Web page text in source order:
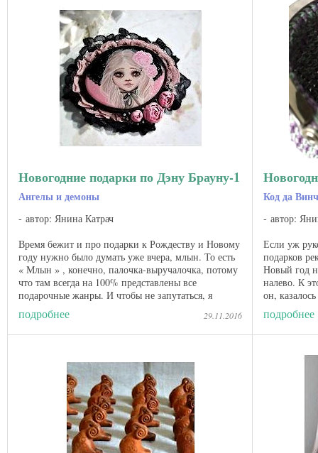
Новогодние подарки по Дэну Брауну-1
Ангелы и демоны
автор: Янина Катрач
Время бежит и про подарки к Рождеству и Новому
году нужно было думать уже вчера, млын. То есть
« Млын » , конечно, палочка-выручалочка, потому
что там всегда на 100% представлены все
подарочные жанры. И чтобы не запутаться, я
решила в этом году ...
подробнее 29.11.2016
Код да
автор:
Если уж
подарков
Новый год
налево. К
он,
подробнее